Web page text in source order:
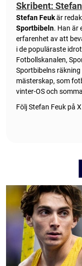
Skribent:
Stefan Feukär
Sportbibeln. Han är
erfarenhet av att
i de populäraste
Fotbollskanalen,
Sportbibelns
mästerskap, som
vinter-OS och
Följ Stefan Feuk på X